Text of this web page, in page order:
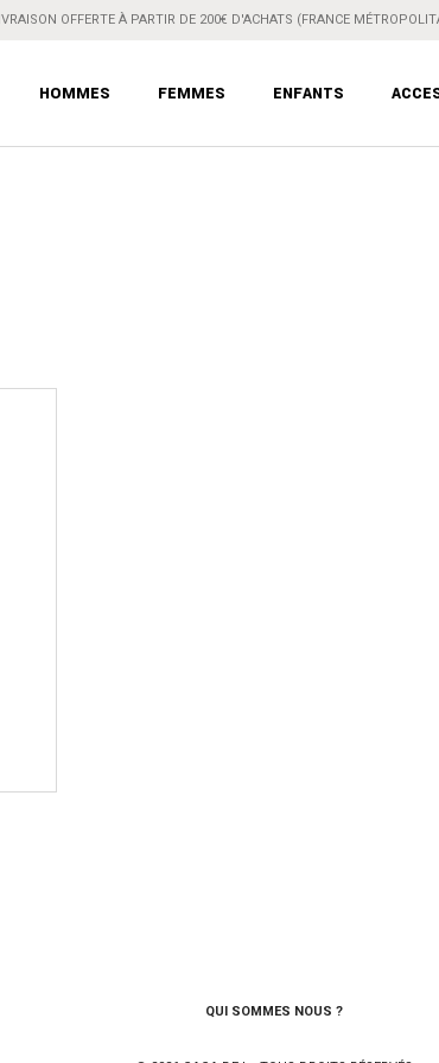
OFFERTE À PARTIR DE 200€ D'ACHATS (FRANCE
HOMMES FEMMES ENFANTS
QUI SOMMES NOUS ?